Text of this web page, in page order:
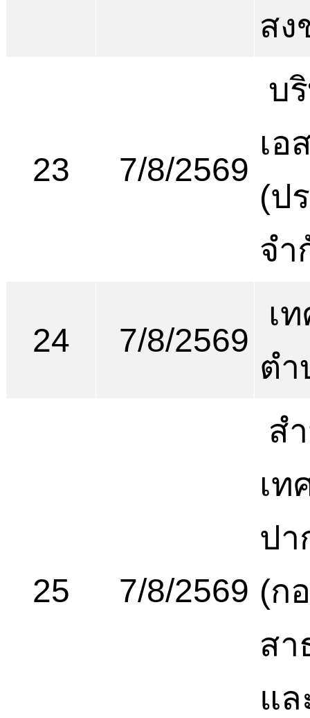
สง
23 7/8/2569
บ
เอ
(ป
จำ
24 7/8/2569
เ
ตำ
25 7/8/2569
ส
เท
ปา
(ก
ส
แล